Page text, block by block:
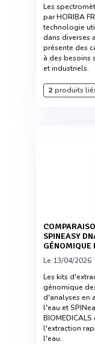
Les
par HORIBA
technologie
dans diverses
présente des
à des besoins
et industriels.
2produits
COMPARAISON DES KITS ADN SPINEASY™ ET
SPINEASY
GÉNOMIQUE
Le 13/04/2026
Les kits
génomique
d'analyses en
l'eau et
l'extraction
l'eau.